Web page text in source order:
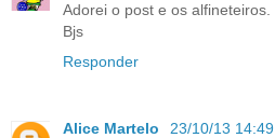
Adorei o post e os alfineteiros.
Bjs
Responder
Alice Martelo
23/10/13 14:49